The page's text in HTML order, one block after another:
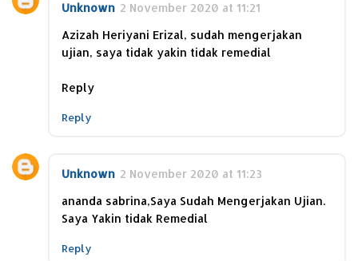
Unknown 2 November 2020 at 11:21
Azizah Heriyani Erizal, sudah mengerjakan
ujian, saya tidak yakin tidak remedial
Reply
Reply
Unknown 2 November 2020 at 11:23
ananda sabrina,Saya Sudah Mengerjakan Ujian.
Saya Yakin tidak Remedial
Reply